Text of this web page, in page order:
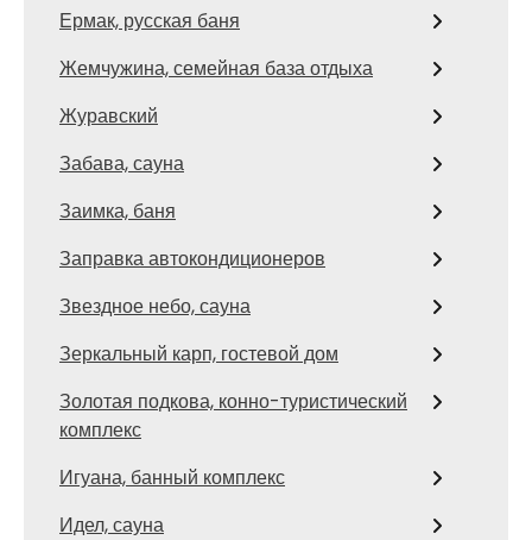
Ермак, русская баня
Жемчужина, семейная база отдыха
Журавский
Забава, сауна
Заимка, баня
Заправка автокондиционеров
Звездное небо, сауна
Зеркальный карп, гостевой дом
Золотая подкова, конно-туристический
комплекс
Игуана, банный комплекс
Идел, сауна